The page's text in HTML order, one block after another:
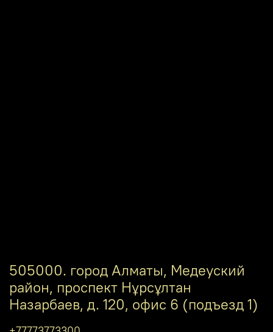
505000. город Алматы, Медеуский
район, проспект Нұрсұлтан
Назарбаев, д. 120, офис 6 (подъезд 1)